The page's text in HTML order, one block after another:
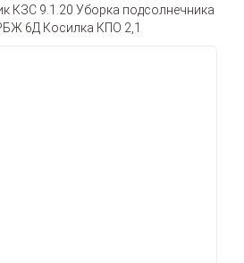
КЗС 9.1.20 Уборка подсолнечника
6Д Косилка КПО 2,1